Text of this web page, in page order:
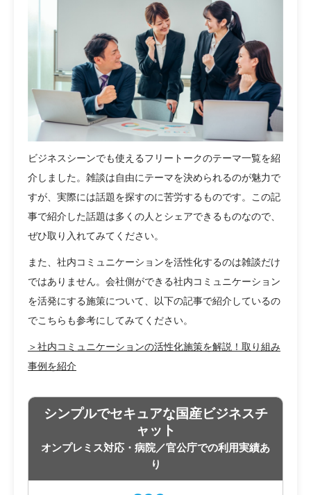
ビジネスシーンでも使えるフリートークのテーマ一覧を紹
介しました。雑談は自由にテーマを決められるのが魅力で
すが、実際には話題を探すのに苦労するものです。この記
事で紹介した話題は多くの人とシェアできるものなので、
ぜひ取り入れてみてください。
また、社内コミュニケーションを活性化するのは雑談だけ
ではありません。会社側ができる社内コミュニケーション
を活発にする施策について、以下の記事で紹介しているの
でこちらも参考にしてみてください。
＞社内コミュニケーションの活性化施策を解説！取り組み
事例を紹介
シンプルでセキュアな国産ビジネスチ
ャット
オンプレミス対応・病院／官公庁での利用実績あ
り